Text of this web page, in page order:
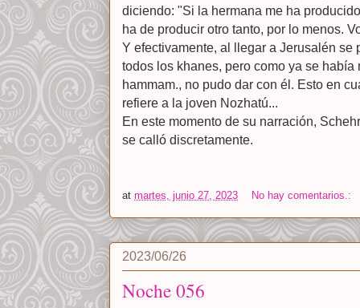
diciendo: "Si la hermana me ha
ha de producir otro tanto, por lo menos.
Y efectivamente, al llegar a Jerusalén se
todos los khanes, pero como ya se
hammam., no pudo dar con él. Esto en
refiere a la joven Nozhatú...
En este momento de su narración,
se calló discretamente.
at martes, junio 27, 2023 No hay comentarios.:
2023/06/26
Noche 056